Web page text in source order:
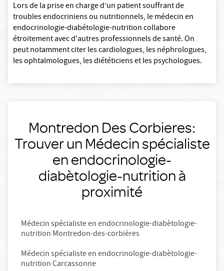
Lors de la prise en charge d’un patient souffrant de
troubles endocriniens ou nutritionnels, le médecin en
endocrinologie-diabétologie-nutrition collabore
étroitement avec d'autres professionnels de santé. On
peut notamment citer les cardiologues, les néphrologues,
les ophtalmologues, les diététiciens et les psychologues.
Montredon Des Corbieres:
Trouver un Médecin spécialiste
en endocrinologie-
diabètologie-nutrition à
proximité
Médecin spécialiste en endocrinologie-diabètologie-
nutrition Montredon-des-corbières
Médecin spécialiste en endocrinologie-diabètologie-
nutrition Carcassonne